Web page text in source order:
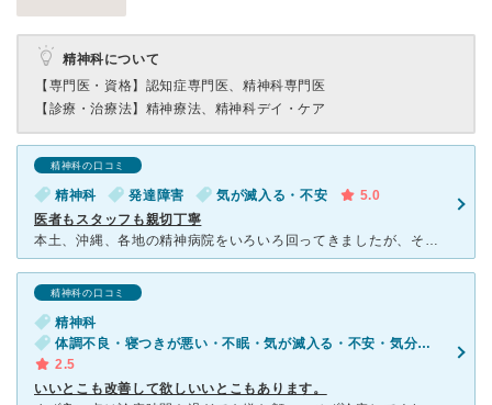
精神科について
【専門医・資格】 認知症専門医、精神科専門医
【診療・治療法】 精神療法、精神科デイ・ケア
精神科の口コミ
精神科 発達障害 気が滅入る・不安
5.0
医者もスタッフも親切丁寧
本土、沖縄、各地の精神病院をいろいろ回ってきましたが、そのなかでこの病院は最も良い病院だと感じました。 一般に精神病院の医者や看護師は「高圧的だ」とよく言われるのですが、この病院
精神科の口コミ
精神科
体調不良・寝つきが悪い・不眠・気が滅入る・不安・気分が異常に高揚している
2.5
いいとこも改善して欲しいいとこもあります。